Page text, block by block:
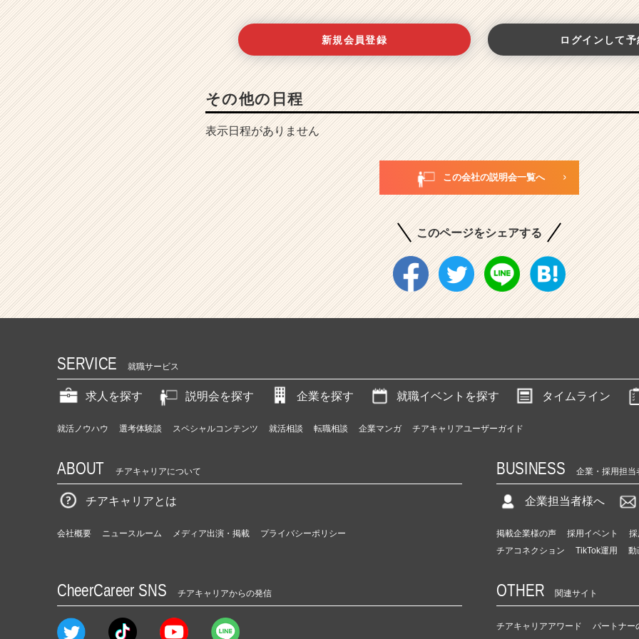
新規会員登録 ログインして
その他の日程
表示日程がありません
この会社の説明会一覧へ
このページをシェアする
SERVICE 就職サービス
求人を探す 説明会を探す 企業を探す 就職イベントを探す タイムライン
就活ノウハウ 選考体験談 スペシャルコンテンツ 就活相談 転職相談 企業マンガ チアキャリアユーザーガイド
ABOUT チアキャリアについて
チアキャリアとは
会社概要 ニュースルーム メディア出演・掲載 プライバシーポリシー
BUSINESS 企業・採用担当
企業担当者様へ
掲載企業様の声 採用イベント
チアコネクション
TikTok運用 動
CheerCareer SNS チアキャリアからの発信 OTHER 関連サイト
チアキャリアアワード パートナー